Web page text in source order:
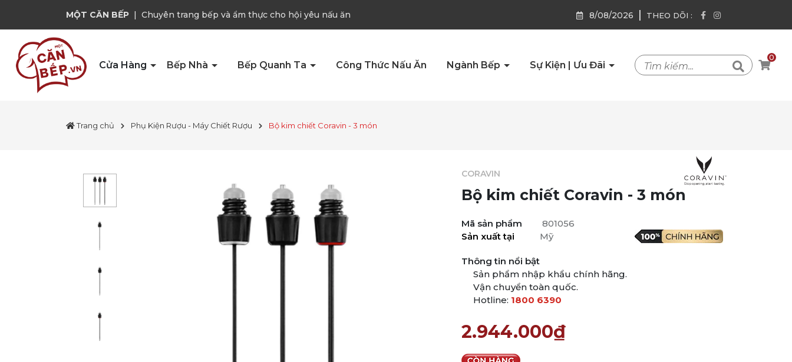
MỘT CĂN BẾP | Chuyên trang bếp và ẩm thực cho hội yêu nấu ăn 8/08/2026 | THEO DÕI :
Cửa Hàng Bếp Nhà Bếp Quanh Ta Công Thức Nấu Ăn Ngành Bếp Sự Kiện | Ưu Đãi
0
Trang chủ Phụ Kiện Rượu - Máy Chiết Rượu Bộ kim chiết Coravin - 3 món
CORAVIN
Bộ kim chiết Coravin - 3 món
Mã sản phẩm
801056
Sản xuất tại
Mỹ
Thông tin nổi bật
Sản phẩm nhập khẩu chính hãng.
Vận chuyển toàn quốc.
Hotline: 1800 6390
2.944.000₫